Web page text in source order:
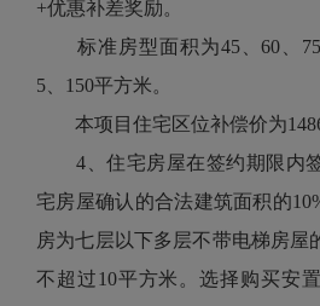
+优惠补差奖励。
标准房型面积为45、60、75
5、150平方米。
本项目住宅区位补偿价为
4、住宅房屋在签约期限内
宅房屋确认的合法建筑面积的
房为七层以下多层不带电梯房屋
不超过10平方米。选择购买安